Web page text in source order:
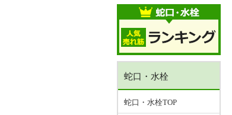
蛇口・水栓
蛇口・水栓TOP